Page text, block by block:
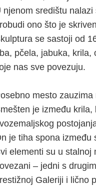
njenom središtu
ono što je
se sastoji od
pčela, jabuka, krila,
nas sve povezuju.
mesto
je između
je tiha spona između
elementi su u stalnoj
– jedni s
Galeriji i lično